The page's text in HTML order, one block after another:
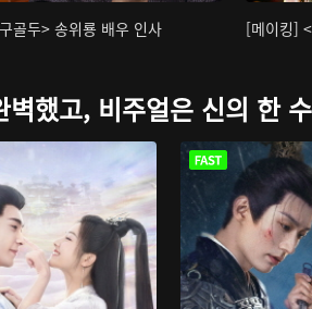
골두> 송위룡 배우 인사 [메이킹]
벽했고, 비주얼은 신의 한 수